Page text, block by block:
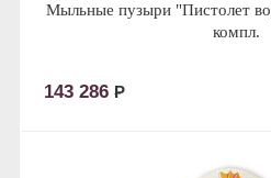
Мыльные пузыри "Пистолет
компл.
143 286 Р